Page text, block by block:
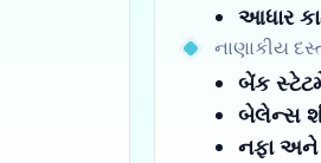
આધાર
નાણાકીય
બેંક
બેલેન્સ
નફા અને